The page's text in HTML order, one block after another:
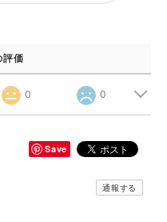
評価
0 0
Save
通報する